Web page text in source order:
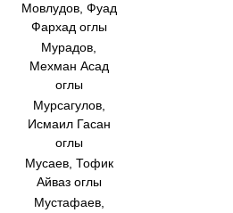
Мовлудов, Фуад
Фархад оглы
Мурадов,
Мехман Асад
оглы
Мурсагулов,
Исмаил Гасан
оглы
Мусаев, Тофик
Айваз оглы
Мустафаев,